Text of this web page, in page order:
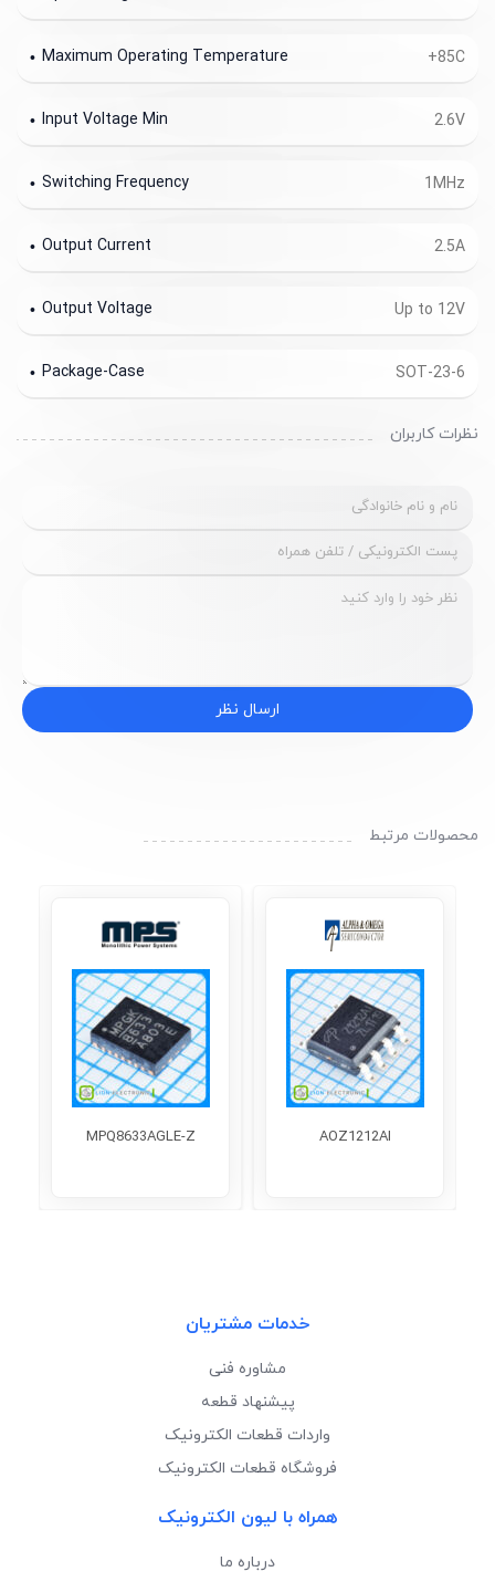
+85C
Maximum Operating Temperature
2.6V
Input Voltage Min
1MHz
Switching Frequency
2.5A
Output Current
Up to 12V
Output Voltage
SOT-23-6
Package-Case
نظرات کاربران
ارسال نظر
محصولات مرتبط
AOZ1212AI
MPQ8633AGLE-Z
خدمات مشتریان
مشاوره فنی
پیشنهاد قطعه
واردات قطعات الکترونیک
فروشگاه قطعات الکترونیک
همراه با لیون الکترونیک
درباره ما